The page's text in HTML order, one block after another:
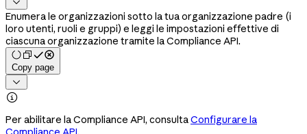
Enumera le organizzazioni sotto la tua organizzazione padre (i
loro utenti, ruoli e gruppi) e leggi le impostazioni effettive di
ciascuna organizzazione tramite la Compliance API.
Copy page


Per abilitare la Compliance API, consultaConfigurare la